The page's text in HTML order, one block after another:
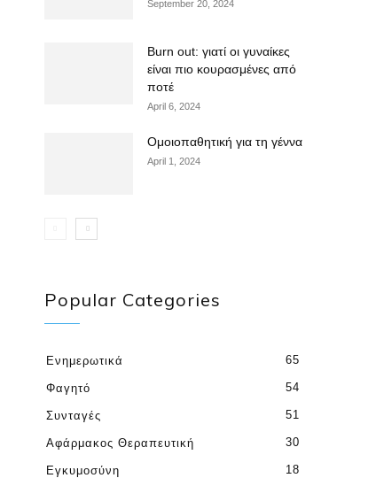
September 20, 2024
Burn out: γιατί οι γυναίκες
είναι πιο κουρασμένες από
ποτέ
April 6, 2024
Ομοιοπαθητική για τη γέννα
April 1, 2024
Popular Categories
Ενημερωτικά 65
Φαγητό 54
Συνταγές 51
Αφάρμακος Θεραπευτική 30
Εγκυμοσύνη 18